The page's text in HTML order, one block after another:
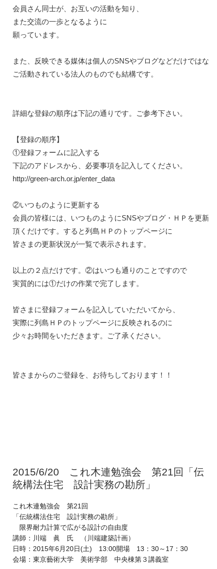
会員さん同士が、お互いの活動を知り、
また交流の一歩となるように
願っています。
また、反映できる媒体は個人のSNSやブログなどだけではな
ご活動されている法人のものでも結構です。
詳細な登録の順序は下記の通りです。ご参考下さい。
【登録の順序】
①登録フォームに記入する
http://green-arch.or.jp/enter_data
②いつものように更新する
会員の皆様には、いつものようにSNSやブログ・ＨＰを更新
頂くだけです。すると列島ＨＰのトップページに
皆さまの更新状況が一覧で表示されます。
以上の２点だけです。②はいつも通りのことですので
実質的には①だけの作業で完了します。
皆さまに登録フォームを記入していただいてから、
実際に列島ＨＰのトップページに反映されるのに
少々お時間をいただきます。ご了承ください。
2015/6/20 これ木連勉強会 第21回「伝
統構法住宅 設計実務の勘所」
これ木連勉強会 第21回
「伝統構法住宅 設計実務の勘所」
限界耐力計算で広がる設計の自由度
講師：川端 眞 氏 （川端建築計画）
日時：2015年6月20日(土) 13:00開場 13：30～17：30
会場：東京藝術大学 美術学部 中央棟第３講義室